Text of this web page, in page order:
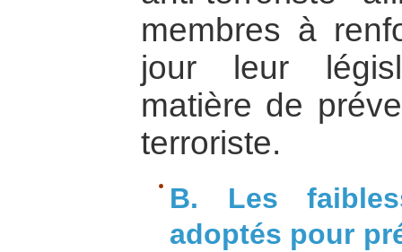
membres à
jour leur
matière de
terroriste.
B. Les
adoptés pour